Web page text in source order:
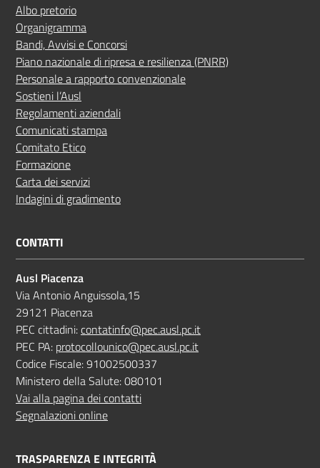
Albo pretorio
Organigramma
Bandi, Avvisi e Concorsi
Piano nazionale di ripresa e resilienza (PNRR)
Personale a rapporto convenzionale
Sostieni l’Ausl
Regolamenti aziendali
Comunicati stampa
Comitato Etico
Formazione
Carta dei servizi
Indagini di gradimento
CONTATTI
Ausl Piacenza
Via Antonio Anguissola,15
29121 Piacenza
PEC cittadini:contatinfo@pec.ausl.pc.it
PEC PA: protocollounico@pec.ausl.pc.it
Codice Fiscale: 91002500337
Ministero della Salute: 080101
Vai alla pagina dei contatti
Segnalazioni online
TRASPARENZA E INTEGRITÀ